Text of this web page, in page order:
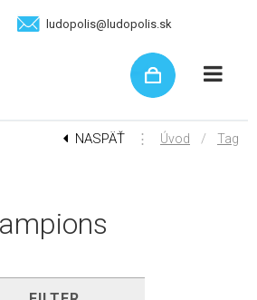
ludopolis@ludopolis.sk
NASPÄŤ ⋮ Úvod / Tag